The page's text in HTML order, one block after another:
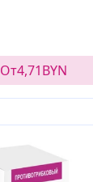
От4,71BYN